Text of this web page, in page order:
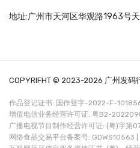
地址:广州市天河区华观路1963号
COPYRIFHT © 2023-2026 广州发码
作品登记证书: 国作登字-2022-F-
增值电信业务经营许可证: 粤B2-
广播电视节目制作经营许可证: (粤)字第
网络食品交易平台备案号: GDWS10563 |